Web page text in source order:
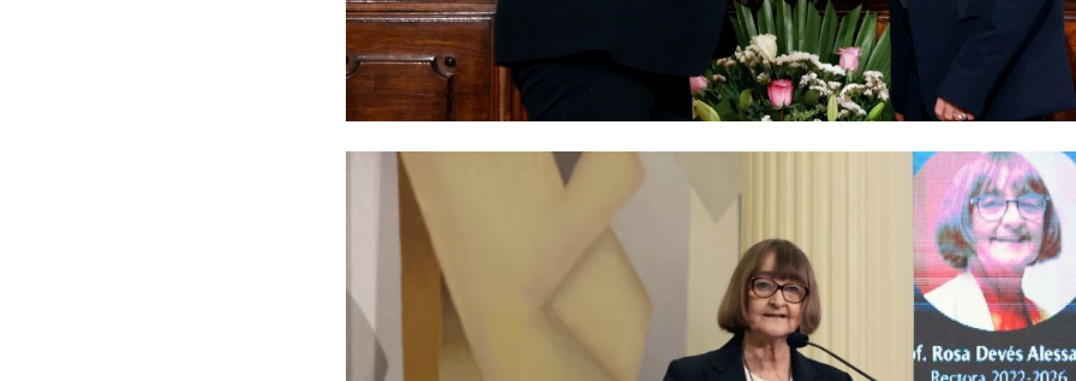
La profesora Devés entregó la Medalla Universidad de Chile a la profesora Alejandra Mizala.